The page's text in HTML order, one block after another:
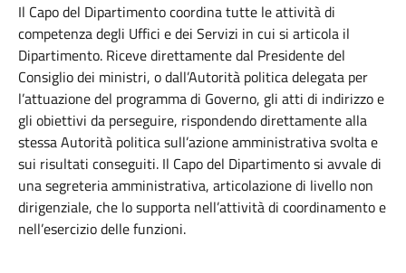
Il Capo del Dipartimento coordina tutte le attività di
competenza degli Uffici e dei Servizi in cui si articola il
Dipartimento. Riceve direttamente dal Presidente del
Consiglio dei ministri, o dall’Autorità politica delegata per
l’attuazione del programma di Governo, gli atti di indirizzo e
gli obiettivi da perseguire, rispondendo direttamente alla
stessa Autorità politica sull’azione amministrativa svolta e
sui risultati conseguiti. Il Capo del Dipartimento si avvale di
una segreteria amministrativa, articolazione di livello non
dirigenziale, che lo supporta nell’attività di coordinamento e
nell’esercizio delle funzioni.